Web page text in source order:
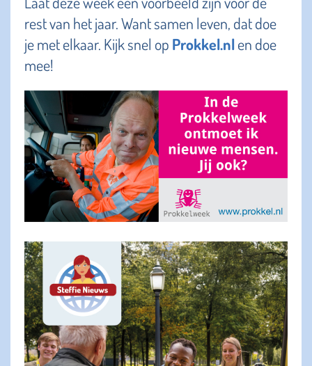
rest van het jaar. Want samen leven, dat doe
je met elkaar. Kijk snel op Prokkel.nlen doe
mee!